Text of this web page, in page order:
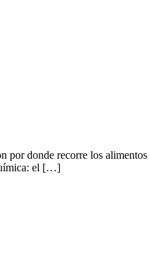
donde recorre los
el […]